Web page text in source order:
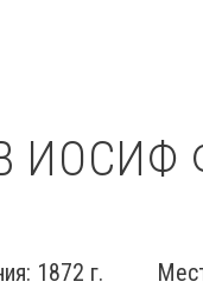
ИОСИФ
1872 г. Место